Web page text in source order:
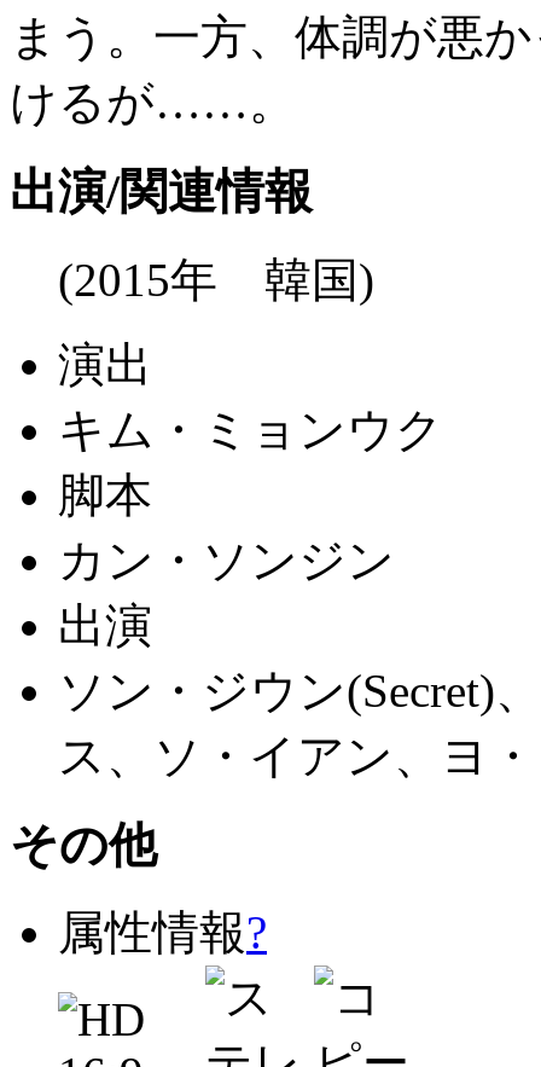
まう。一方、体調が悪
けるが……。
出演/関連情報
(2015年 韓国)
演出
キム・ミョンウク
脚本
カン・ソンジン
出演
ソン・ジウン(Secret)
ス、ソ・イアン、ヨ
その他
属性情報?